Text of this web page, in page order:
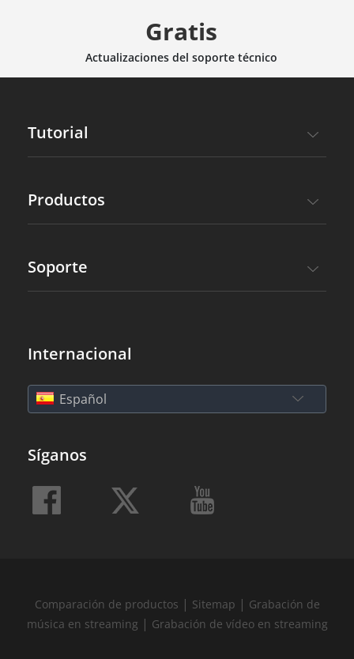
Gratis
Actualizaciones del soporte técnico
Tutorial
Productos
Soporte
Internacional
Español
Síganos
Comparación de productos | Sitemap | Grabación de
música en streaming | Grabación de vídeo en streaming